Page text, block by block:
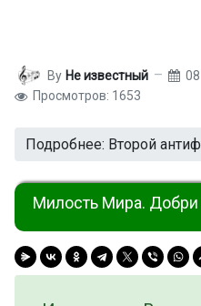
By Не известный
Просмотров: 1653
Подробнее: Второй
Милость Мира. Добри